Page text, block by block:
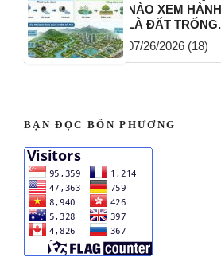
NÀO XEM
LÀ ĐẤT TRỐNG.
07/26/2026 (18)
BẠN ĐỌC BỐN PHƯƠNG